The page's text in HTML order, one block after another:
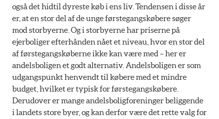
også det hidtil dyreste køb i ens liv. Tendensen i disse år
er, at en stor del af de unge førstegangskøbere søger
mod storbyerne. Og i storbyerne har priserne på
ejerboliger efterhånden nået et niveau, hvor en stor del
af førstegangskøberne ikke kan være med – her er
andelsboligen et godt alternativ. Andelsboligen er som
udgangspunkt henvendt til købere med et mindre
budget, hvilket er typisk for førstegangskøbere.
Derudover er mange andelsboligforeninger beliggende
i landets store byer, og kan derfor være det rette valg for